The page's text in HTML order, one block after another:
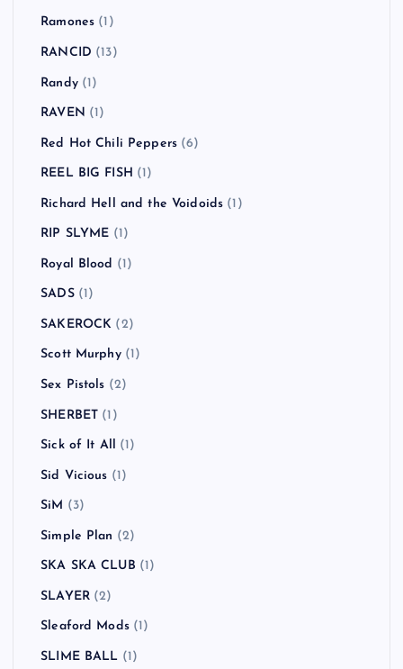
Ramones (1)
RANCID (13)
Randy(1)
RAVEN (1)
Red Hot Chili Peppers (6)
REEL BIG FISH (1)
Richard Hell and the Voidoids (1)
RIP SLYME (1)
Royal Blood (1)
SADS(1)
SAKEROCK (2)
Scott Murphy(1)
Sex Pistols (2)
SHERBET (1)
Sick of It All (1)
Sid Vicious (1)
SiM (3)
Simple Plan (2)
SKA SKA CLUB (1)
SLAYER(2)
Sleaford Mods(1)
SLIME BALL (1)